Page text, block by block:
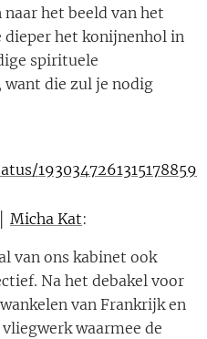
het beeld van het
dieper het konijnenhol in
spirituele
want die zul je nodig
1930347261315178859
Micha Kat:
van ons kabinet ook
Na het debakel voor
van Frankrijk en
waarmee de